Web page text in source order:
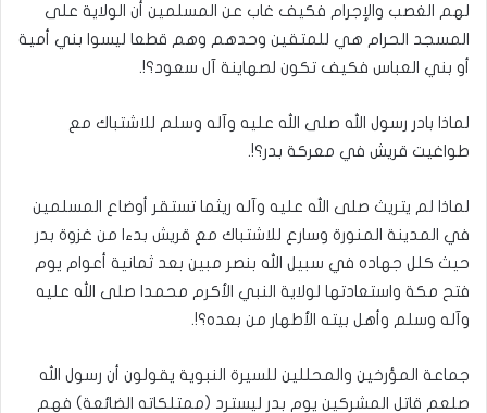
لهم الغصب والإجرام فكيف غاب عن المسلمين أن الولاية على
المسجد الحرام هي للمتقين وحدهم وهم قطعا ليسوا بني أمية
أو بني العباس فكيف تكون لصهاينة آل سعود؟!.
لماذا بادر رسول الله صلى الله عليه وآله وسلم للاشتباك مع
طواغيت قريش في معركة بدر؟!.
لماذا لم يتريث صلى الله عليه وآله ريثما تستقر أوضاع المسلمين
في المدينة المنورة وسارع للاشتباك مع قريش بدءا من غزوة بدر
حيث كلل جهاده في سبيل الله بنصر مبين بعد ثمانية أعوام يوم
فتح مكة واستعادتها لولاية النبي الأكرم محمدا صلى الله عليه
وآله وسلم وأهل بيته الأطهار من بعده؟!.
جماعة المؤرخين والمحللين للسيرة النبوية يقولون أن رسول الله
صلعم قاتل المشركين يوم بدر ليسترد (ممتلكاته الضائعة) فهم